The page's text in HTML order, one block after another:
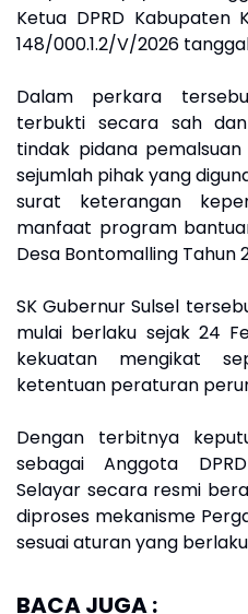
Ketua DPRD Kabupaten
148/000.1.2/V/2026
‎Dalam perkara
terbukti secara sah
tindak pidana
sejumlah pihak yang
surat keterangan
manfaat program
Desa Bontomalling Tahun
‎SK Gubernur Sulsel
mulai berlaku sejak 24
kekuatan mengikat
ketentuan peraturan
‎Dengan terbitnya
sebagai Anggota
Selayar secara resmi
diproses mekanisme
sesuai aturan yang
BACA JUGA :